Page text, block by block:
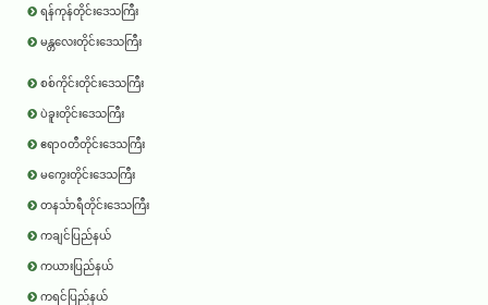
ရန်ကုန်တိုင်းဒေသကြီး
မန္တလေးတိုင်းဒေသကြီး
စစ်ကိုင်းတိုင်းဒေသကြီး
ပဲခူးတိုင်းဒေသကြီး
ဧရာ၀တီတိုင်းဒေသကြီး
မကွေးတိုင်းဒေသကြီး
တနင်္သာရီတိုင်းဒေသကြီး
ကချင်ပြည်နယ်
ကယားပြည်နယ်
ကရင်ပြည်နယ်